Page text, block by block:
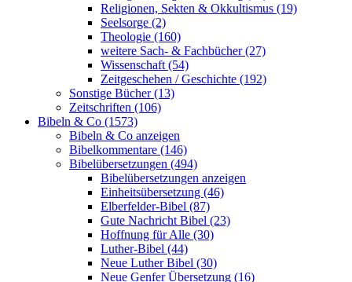
Religionen, Sekten & Okkultismus (19)
Seelsorge (2)
Theologie (160)
weitere Sach- & Fachbücher (27)
Wissenschaft (54)
Zeitgeschehen / Geschichte (192)
Sonstige Bücher (13)
Zeitschriften (106)
Bibeln & Co (1573)
Bibeln & Co anzeigen
Bibelkommentare (146)
Bibelübersetzungen (494)
Bibelübersetzungen anzeigen
Einheitsübersetzung (46)
Elberfelder-Bibel (87)
Gute Nachricht Bibel (23)
Hoffnung für Alle (30)
Luther-Bibel (44)
Neue Luther Bibel (30)
Neue Genfer Übersetzung (16)